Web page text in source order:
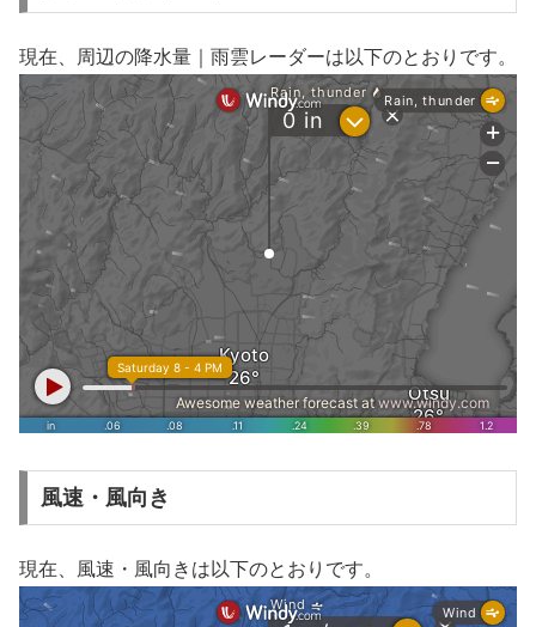
現在、周辺の降水量｜雨雲レーダーは以下のとおりです。
風速・風向き
現在、風速・風向きは以下のとおりです。